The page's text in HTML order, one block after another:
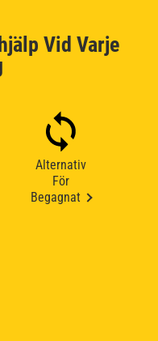
Vid Varje
Alternativ
För
Begagnat